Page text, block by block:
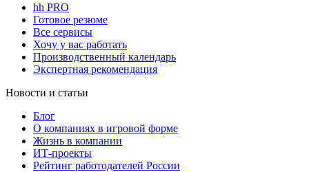
hh PRO
Готовое резюме
Все сервисы
Хочу у вас работать
Производственный календарь
Экспертная рекомендация
Новости и статьи
Блог
О компаниях в игровой форме
Жизнь в компании
ИТ-проекты
Рейтинг работодателей России